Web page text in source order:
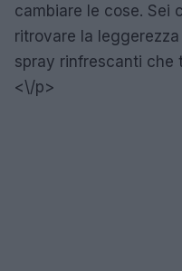
cambiare le cose. Sei
ritrovare la
spray rinfrescanti che
<\/p>